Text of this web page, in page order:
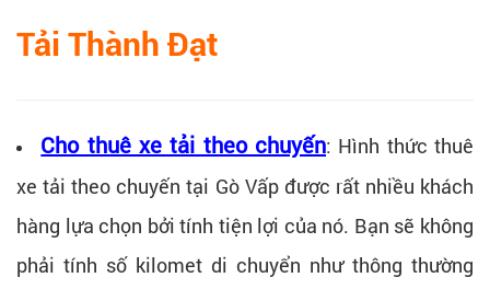
Tải Thành Đạt
Cho thuê xe tải theo chuyến: Hình thức thuê
xe tải theo chuyến tại Gò Vấp được rất nhiều khách
hàng lựa chọn bởi tính tiện lợi của nó. Bạn sẽ không
phải tính số kilomet di chuyển như thông thường